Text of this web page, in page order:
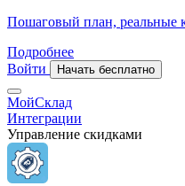
Пошаговый план, реальные
Подробнее
Войти
Начать бесплатно
МойСклад
Интеграции
Управление скидками